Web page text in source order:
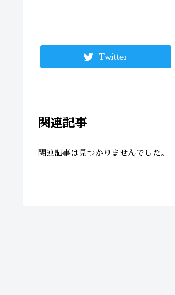
Twitter
関連記事
関連記事は見つかりませんでした。